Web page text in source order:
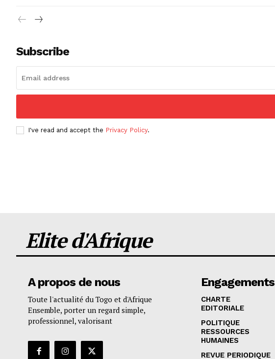
Subscribe
I've read and accept the Privacy Policy.
Elite d'Afrique
A propos de nous
Toute l'actualité du Togo et d'Afrique
Ensemble, porter un regard simple,
professionnel, valorisant
Engagements
CHARTE
EDITORIALE
POLITIQUE
RESSOURCES
HUMAINES
REVUE PERIODIQUE